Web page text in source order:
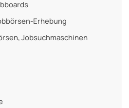
Erhebung
Jobsuchmaschinen